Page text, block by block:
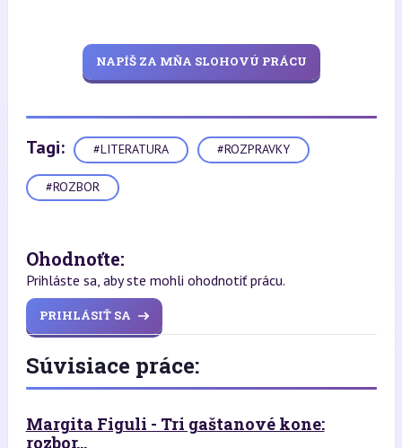
NAPÍŠ ZA MŇA SLOHOVÚ PRÁCU
Tagi: #LITERATURA #ROZPRAVKY
#ROZBOR
Ohodnoťte:
Prihláste sa, aby ste mohli ohodnotiť prácu.
PRIHLÁSIŤ SA
Súvisiace práce:
Margita Figuli - Tri gaštanové kone:
rozbor...